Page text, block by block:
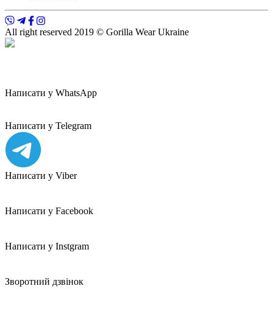
All right reserved 2019 © Gorilla Wear Ukraine
Написати у WhatsApp
Написати у Telegram
Написати у Viber
Написати у Facebook
Написати у Instgram
Зворотний дзвінок